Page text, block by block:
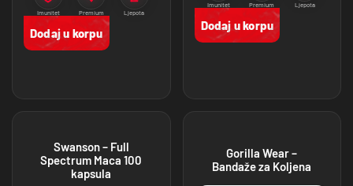
Imunitet
Premium
proizvodi
Ljepota
Dodaj u korpu
Imunitet
Premium
proizvodi
Ljepota
Dodaj u korpu
Swanson – Full
Spectrum Maca 100
kapsula
Gorilla Wear –
Bandaže za Koljena